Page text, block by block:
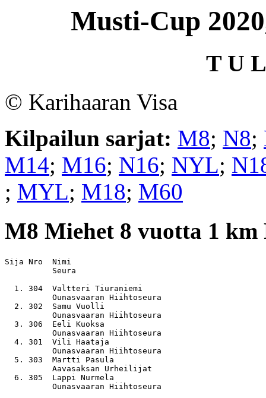
Musti-Cup
T U
© Karihaaran Visa
Kilpailun sarjat: M8; N8;
M14; M16; N16; NYL;
; MYL; M18; M60
M8 Miehet 8 vuotta 1 km
Sija Nro  Nimi
          Seura
1. 304  Valtteri Tiuraniemi
          Ounasvaaran Hiihtoseura
2. 302  Samu Vuolli
          Ounasvaaran Hiihtoseura
3. 306  Eeli Kuoksa
          Ounasvaaran Hiihtoseura
4. 301  Vili Haataja
          Ounasvaaran Hiihtoseura
5. 303  Martti Pasula
          Aavasaksan Urheilijat
6. 305  Lappi Nurmela